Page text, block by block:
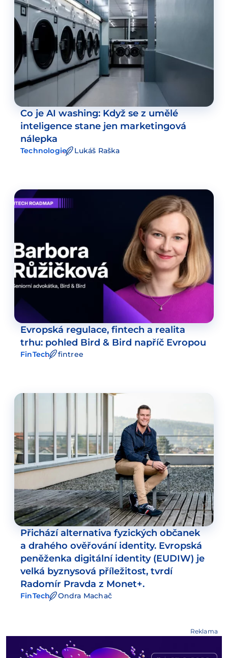
Co je AI washing: Když se z umělé
inteligence stane jen marketingová
nálepka
Technologie Lukáš Raška
Evropská regulace, fintech a realita
trhu: pohled Bird & Bird napříč Evropou
FinTech fintree
Přichází alternativa fyzických občanek
a drahého ověřování identity. Evropská
peněženka digitální identity (EUDIW) je
velká byznysová příležitost, tvrdí
Radomír Pravda z Monet+.
FinTech Ondra Machač
Reklama